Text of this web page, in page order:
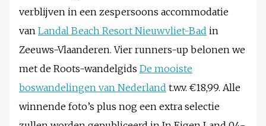
verblijven in een zespersoons accommodatie
van Landal Beach Resort Nieuwvliet-Bad in
Zeeuws-Vlaanderen. Vier runners-up belonen we
met de Roots-wandelgids De mooiste
boswandelingen van Nederland t.w.v. €18,99. Alle
winnende foto’s plus nog een extra selectie